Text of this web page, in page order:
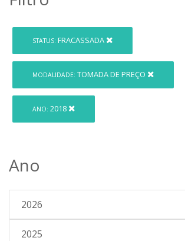
STATUS: FRACASSADA
MODALIDADE: TOMADA DE PREÇO
ANO: 2018
Ano
2026
2025